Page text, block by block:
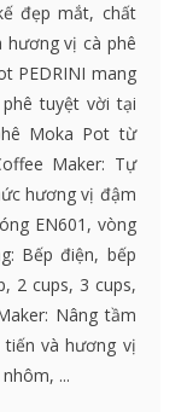
đẹp mắt, chất
hương vị cà phê
PEDRINI mang
tuyệt vời tại
Moka Pot từ
Maker: Tự
hương vị đậm
EN601, vòng
Bếp điện, bếp
2 cups, 3 cups,
Nâng tầm
tiến và hương vị
...